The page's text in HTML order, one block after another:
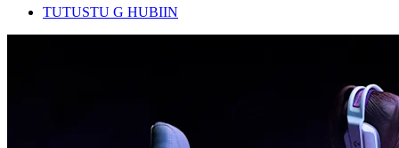
TUTUSTU G HUBIIN